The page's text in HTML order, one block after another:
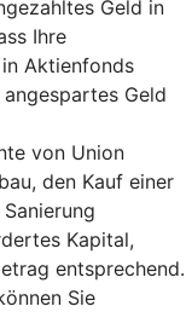
Geld in
Ihre
Aktienfonds
Geld
von Union
den Kauf einer
Kapital,
entsprechend.
Sie